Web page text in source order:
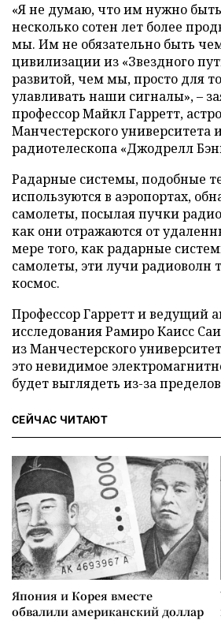
«Я не думаю, что им нужно
несколько сотен лет более
мы. Им не обязательно быть
цивилизации из «Звездного
развитой, чем мы, просто для
улавливать наши сигналы», –
профессор Майкл Гарретт,
Манчестерского университета
радиотелескопа «Джодрелл
Радарные системы, подобные
используются в аэропортах,
самолеты, посылая пучки
как они отражаются от
мере того, как радарные
самолеты, эти лучи радиоволн
космос.
Профессор Гарретт и ведущий
исследования Рамиро Каисс
из Манчестерского
это невидимое
будет выглядеть из-за
СЕЙЧАС ЧИТАЮТ
Япония и Корея вместе
обвалили американский доллар